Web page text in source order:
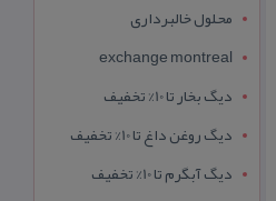
محلول خالبرداری
exchange montreal
دیگ بخار تا 10% تخفیف
دیگ روغن داغ تا 10% تخفیف
دیگ آبگرم تا 10% تخفیف